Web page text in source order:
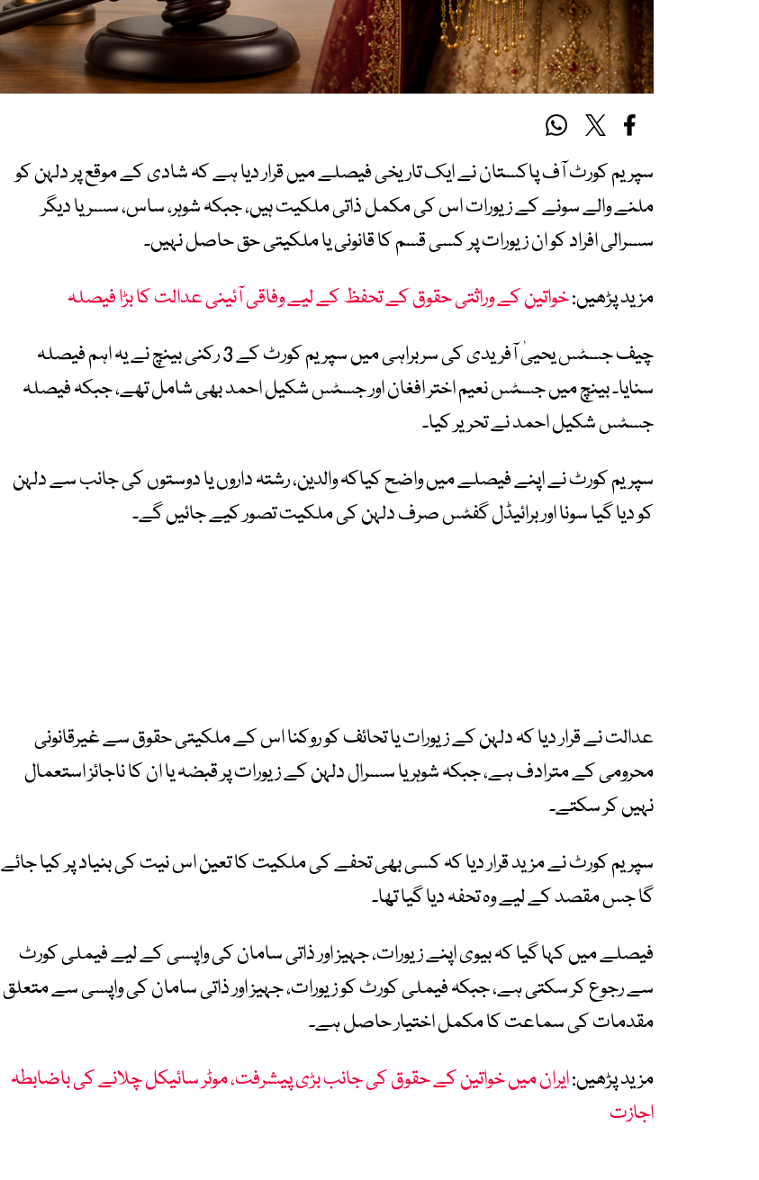
سپریم کورٹ آف پاکستان نے ایک تاریخی فیصلے میں قرار دیا ہے کہ شادی کے موقع پر دلہن کو
ملنے والے سونے کے زیورات اس کی مکمل ذاتی ملکیت ہیں، جبکہ شوہر، ساس، سسر یا دیگر
سسرالی افراد کو ان زیورات پر کسی قسم کا قانونی یا ملکیتی حق حاصل نہیں۔
مزید پڑھیں:خواتین کے وراثتی حقوق کے تحفظ کے لیے وفاقی آئینی عدالت کا بڑا فیصلہ
چیف جسٹس یحییٰ آفریدی کی سربراہی میں سپریم کورٹ کے 3 رکنی بینچ نے یہ اہم فیصلہ
سنایا۔ بینچ میں جسٹس نعیم اختر افغان اور جسٹس شکیل احمد بھی شامل تھے، جبکہ فیصلہ
جسٹس شکیل احمد نے تحریر کیا۔
سپریم کورٹ نے اپنے فیصلے میں واضح کیاکہ والدین، رشتہ داروں یا دوستوں کی جانب سے دلہن
کو دیا گیا سونا اور برائیڈل گفٹس صرف دلہن کی ملکیت تصور کیے جائیں گے۔
عدالت نے قرار دیا کہ دلہن کے زیورات یا تحائف کو روکنا اس کے ملکیتی حقوق سے غیرقانونی
محرومی کے مترادف ہے، جبکہ شوہر یا سسرال دلہن کے زیورات پر قبضہ یا ان کا ناجائز استعمال
نہیں کر سکتے۔
سپریم کورٹ نے مزید قرار دیا کہ کسی بھی تحفے کی ملکیت کا تعین اس نیت کی بنیاد پر کیا جائے
گا جس مقصد کے لیے وہ تحفہ دیا گیا تھا۔
فیصلے میں کہا گیا کہ بیوی اپنے زیورات، جہیز اور ذاتی سامان کی واپسی کے لیے فیملی کورٹ
سے رجوع کر سکتی ہے، جبکہ فیملی کورٹ کو زیورات، جہیز اور ذاتی سامان کی واپسی سے متعلق
مقدمات کی سماعت کا مکمل اختیار حاصل ہے۔
مزید پڑھیں:ایران میں خواتین کے حقوق کی جانب بڑی پیشرفت، موٹر سائیکل چلانے کی باضابطہ
اجازت